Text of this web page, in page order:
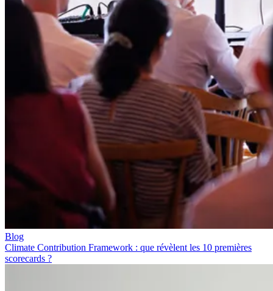
Blog
Climate Contribution Framework : que révèlent les 10 premières
scorecards ?